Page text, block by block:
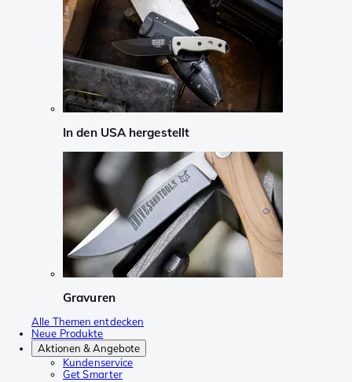
In den USA hergestellt
Gravuren
Alle Themen entdecken
Neue Produkte
Aktionen & Angebote
Kundenservice
Get Smarter